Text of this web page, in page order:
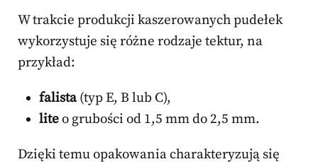
W trakcie produkcji kaszerowanych pudełek
wykorzystuje się różne rodzaje tektur, na
przykład:
falista(typ E, B lub C),
liteo grubości od 1,5 mm do 2,5 mm.
Dzięki temu opakowania charakteryzują się